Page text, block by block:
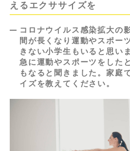
えるエクササイズを
コロナウイルス感染拡大の
間が長くなり運動やスポー
きない小学生もいると思い
急に運動やスポーツをした
もなると聞きました。家庭
イズを教えてください。